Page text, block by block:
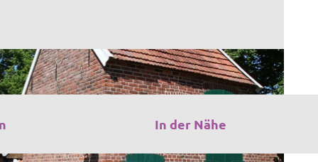
In der Nähe